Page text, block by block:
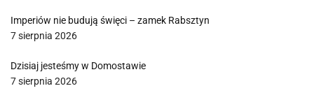
Imperiów nie budują święci – zamek Rabsztyn
7 sierpnia 2026
Dzisiaj jesteśmy w Domostawie
7 sierpnia 2026